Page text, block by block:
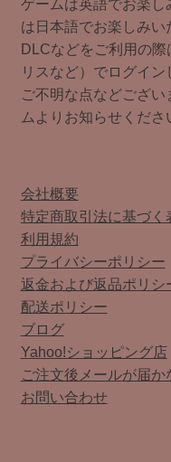
ゲームは英語でお楽し
は日本語でお楽しみい
DLCなどをご利用の
リスなど）でログイン
ご不明な点などござ
ムよりお知らせくださ
会社概要
特定商取引法に基づく
利用規約
プライバシーポリシー
返金および返品ポリシ
配送ポリシー
ブログ
Yahoo!ショッピング店
ご注文後メールが届か
お問い合わせ